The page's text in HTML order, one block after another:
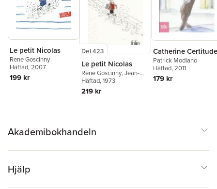
Le petit Nicolas
Rene Goscinny
Häftad, 2007
199 kr
Del 423
Le petit Nicolas
Rene Goscinny,Jean-
Jacques Sempe
Häftad, 1973
219 kr
Catherine Certitude
Patrick Modiano
Häftad, 2011
179 kr
Akademibokhandeln
Hjälp